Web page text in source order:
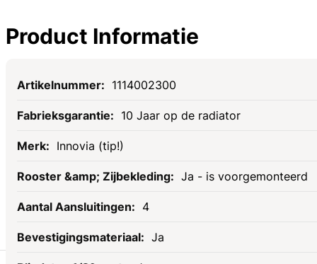
Product Informatie
Specificaties
1114002300
10 Jaar op de radiator
Innovia (tip!)
Ja - is voorgemonteerd
4
Ja